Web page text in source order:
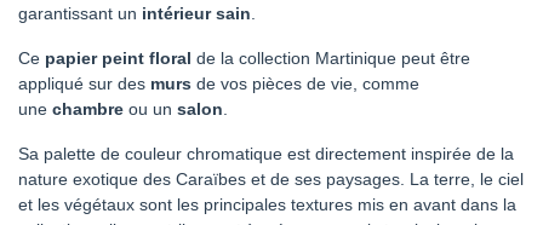
garantissant un intérieur sain
Ce papier peint floral de la collection Martinique peut être
appliqué sur des murs de vos pièces de vie, comme
une chambre ou un salon
Sa palette de couleur chromatique est directement inspirée de la
nature exotique des Caraïbes et de ses paysages. La terre, le ciel
et les végétaux sont les principales textures mis en avant dans la